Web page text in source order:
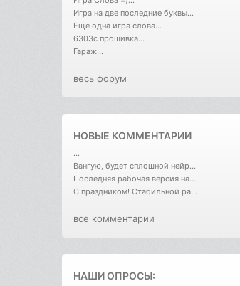
Игра на две последние буквы...
Еще одна игра слова...
6303с прошивка...
Гараж...
весь форум
НОВЫЕ КОММЕНТАРИИ
...
Вангую, будет сплошной нейр...
Последняя рабочая версия на...
С праздником! Стабильной ра...
все комментарии
НАШИ ОПРОСЫ: